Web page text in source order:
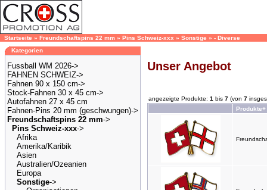
Startseite » Freundschaftspins 22 mm » Pins Schweiz-xxx » Sonstige » - Diverse
Kategorien
Fussball WM 2026->
FAHNEN SCHWEIZ->
Fahnen 90 x 150 cm->
Stock-Fahnen 30 x 45 cm->
Autofahnen 27 x 45 cm
Fahnen-Pins 20 mm (geschwungen)->
Freundschaftspins 22 mm->
Pins Schweiz-xxx->
Afrika
Amerika/Karibik
Asien
Australien/Ozeanien
Europa
Sonstige->
Unser Angebot
angezeigte Produkte: 1 bis 7 (von 7
Produkte+